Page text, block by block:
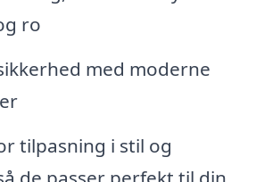
ro
med moderne
tilpasning i stil og